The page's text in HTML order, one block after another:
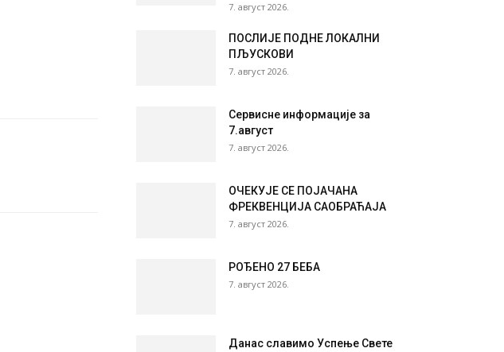
7. август 2026.
ПОСЛИЈЕ ПОДНЕ ЛОКАЛНИ
ПЉУСКОВИ
7. август 2026.
Сервисне информације за
7.август
7. август 2026.
ОЧЕКУЈЕ СЕ ПОЈАЧАНА
ФРЕКВЕНЦИЈА САОБРАЋАЈА
7. август 2026.
РОЂЕНО 27 БЕБА
7. август 2026.
Данас славимо Успење Свете